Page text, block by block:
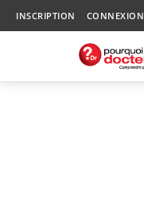
INSCRIPTION CONNEXION